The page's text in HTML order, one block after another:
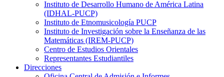
Instituto de Desarrollo Humano de América Latina
(IDHAL-PUCP)
Instituto de Etnomusicología PUCP
Instituto de Investigación sobre la Enseñanza de las
Matemáticas (IREM-PUCP)
Centro de Estudios Orientales
Representantes Estudiantiles
Direcciones